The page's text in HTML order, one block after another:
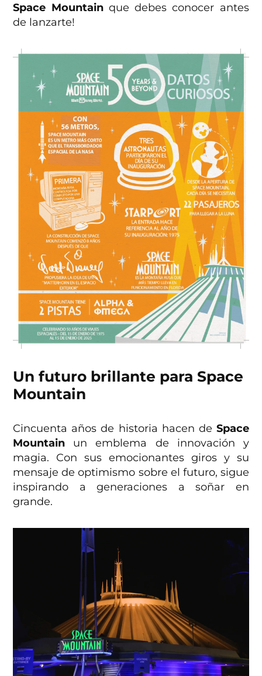
Space Mountainque debes conocer antes
de lanzarte!
Un futuro brillante para Space
Mountain
Cincuenta años de historia hacen de Space
Mountain un emblema de innovación y
magia. Con sus emocionantes giros y su
mensaje de optimismo sobre el futuro, sigue
inspirando a generaciones a soñar en
grande.